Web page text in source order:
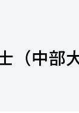
中部